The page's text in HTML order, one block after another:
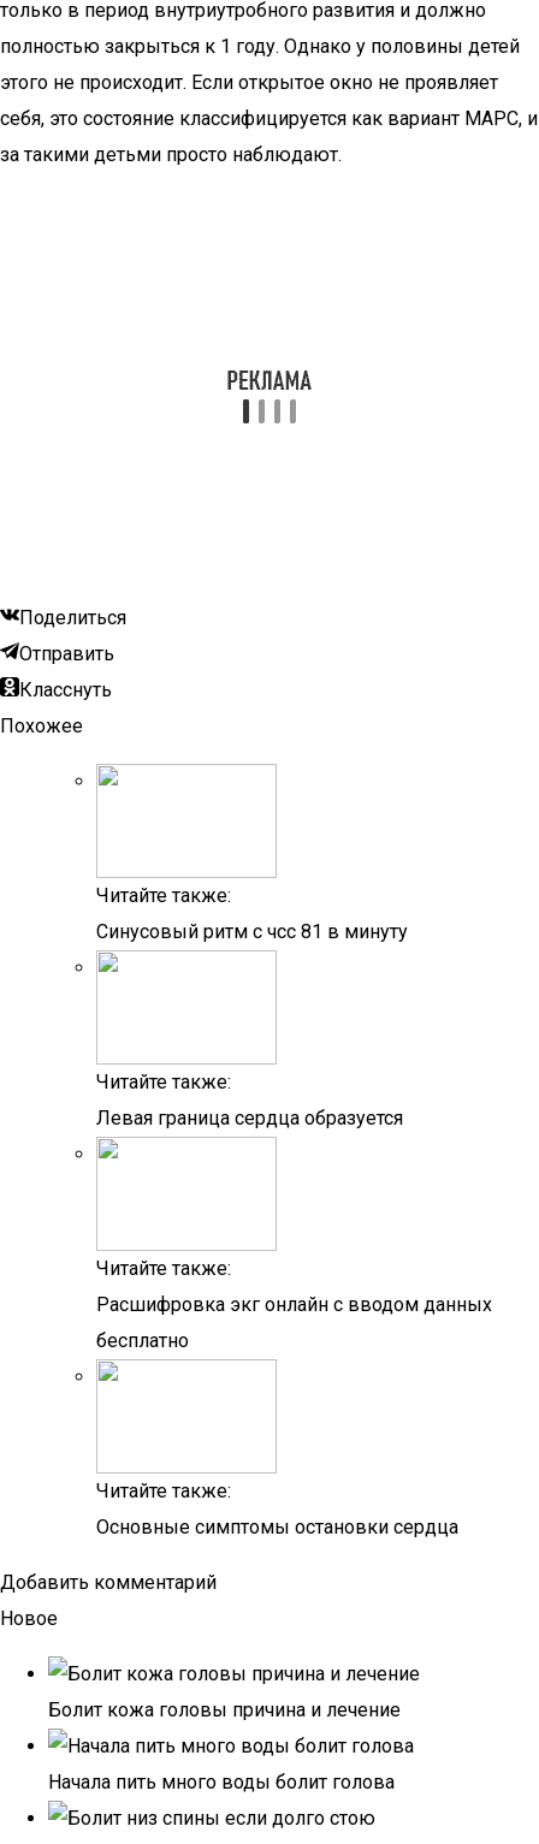
только в период внутриутробного развития и должно
полностью закрыться к 1 году. Однако у половины детей
этого не происходит. Если открытое окно не проявляет
себя, это состояние классифицируется как вариант МАРС, и
за такими детьми просто наблюдают.
Поделиться
Отправить
Класснуть
Похожее
Читайте также:
Синусовый ритм с чсс 81 в минуту
Читайте также:
Левая граница сердца образуется
Читайте также:
Расшифровка экг онлайн с вводом данных
бесплатно
Читайте также:
Основные симптомы остановки сердца
Добавить комментарий
Новое
Болит кожа головы причина и лечение
Начала пить много воды болит голова